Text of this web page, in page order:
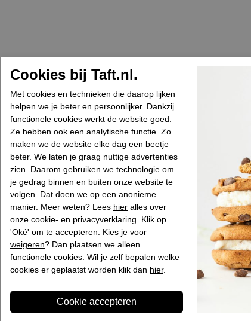
Cookies bij Taft.nl.
Met cookies en technieken die daarop lijken
helpen we je beter en persoonlijker. Dankzij
functionele cookies werkt de website goed.
Ze hebben ook een analytische functie. Zo
maken we de website elke dag een beetje
beter. We laten je graag nuttige advertenties
zien. Daarom gebruiken we technologie om
je gedrag binnen en buiten onze website te
volgen. Dat doen we op een anonieme
manier. Meer weten? Lees hier alles over
onze cookie- en privacyverklaring. Klik op
'Oké' om te accepteren. Kies je voor
weigeren? Dan plaatsen we alleen
functionele cookies. Wil je zelf bepalen welke
cookies er geplaatst worden klik dan hier.